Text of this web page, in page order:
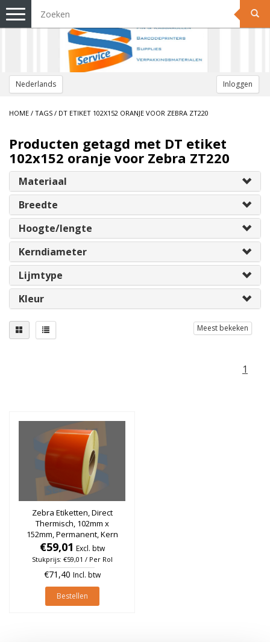
Nederlands Inloggen
Toggle
navigation
HOME / TAGS / DT ETIKET 102X152 ORANJE VOOR ZEBRA ZT220
Producten getagd met DT etiket
102x152 oranje voor Zebra ZT220
Materiaal
Breedte
Hoogte/lengte
Kerndiameter
Lijmtype
Kleur
Meest bekeken
1
Zebra Etiketten, Direct
Thermisch, 102mm x
152mm, Permanent, Kern
76mm, Oranje, rol à 950
stuks
€59,01 Excl. btw
Stukprijs: €59,01 / Per Rol
€71,40 Incl. btw
Bestellen